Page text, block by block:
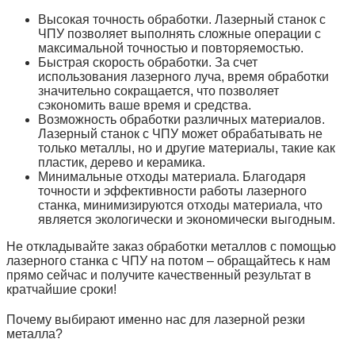
Высокая точность обработки. Лазерный станок с
ЧПУ позволяет выполнять сложные операции с
максимальной точностью и повторяемостью.
Быстрая скорость обработки. За счет
использования лазерного луча, время обработки
значительно сокращается, что позволяет
сэкономить ваше время и средства.
Возможность обработки различных материалов.
Лазерный станок с ЧПУ может обрабатывать не
только металлы, но и другие материалы, такие как
пластик, дерево и керамика.
Минимальные отходы материала. Благодаря
точности и эффективности работы лазерного
станка, минимизируются отходы материала, что
является экологически и экономически выгодным.
Не откладывайте заказ обработки металлов с помощью
лазерного станка с ЧПУ на потом – обращайтесь к нам
прямо сейчас и получите качественный результат в
кратчайшие сроки!
Почему выбирают именно нас для лазерной резки
металла?